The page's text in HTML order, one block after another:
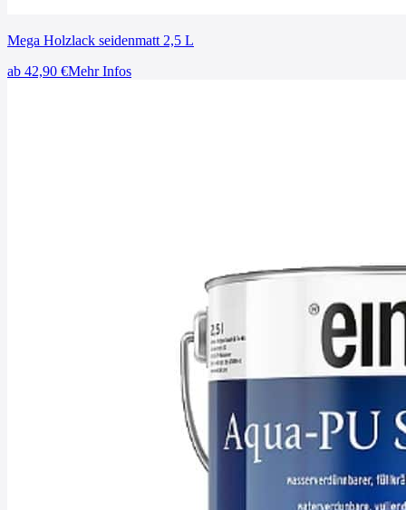
Mega Holzlack seidenmatt 2,5 L
ab 42,90 €Mehr Infos